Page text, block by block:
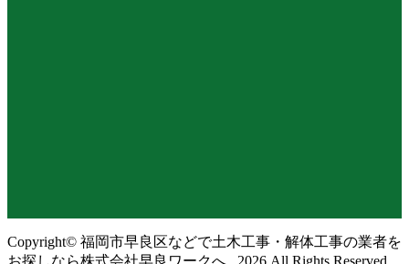
Copyright© 福岡市早良区などで土木工事・解体工事の業者を